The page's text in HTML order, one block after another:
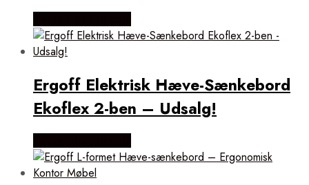
Ergoff Elektrisk Hæve-Sænkebord
Ekoflex 2-ben – Udsalg!